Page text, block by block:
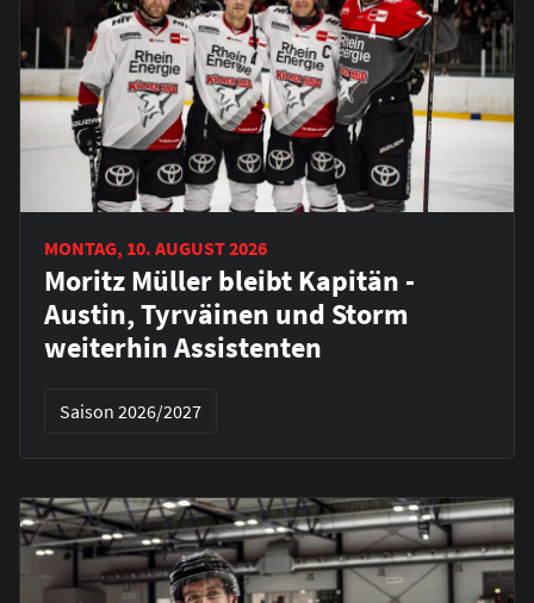
MONTAG, 10. AUGUST 2026
Moritz Müller bleibt Kapitän -
Austin, Tyrväinen und Storm
weiterhin Assistenten
Saison 2026/2027